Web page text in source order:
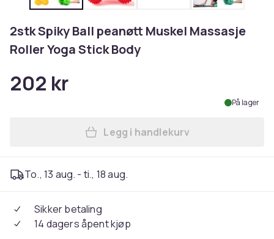
2stk Spiky Ball peanøtt Muskel Massasje
Roller Yoga Stick Body
202 kr
På lager
Legg 2stk Spiky Ball
Legg i handlekurv
To., 13 aug. - ti., 18 aug.
Sikker betaling
14 dagers åpent kjøp